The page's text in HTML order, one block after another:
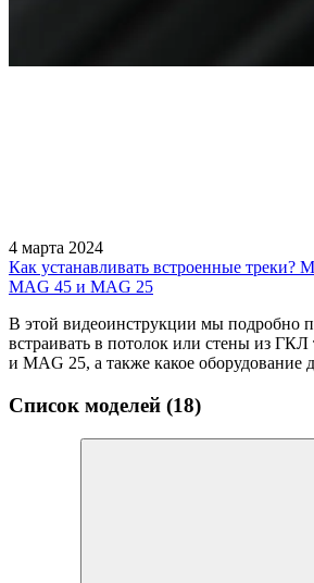
4 марта 2024
Как устанавливать встроенные треки?
MAG 45 и MAG 25
В этой видеоинструкции мы подробно
встраивать в потолок или стены из
и MAG 25, а также какое оборудование
Список моделей (18)